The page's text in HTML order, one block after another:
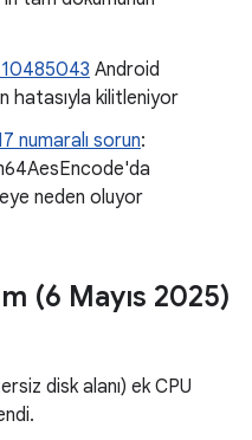
Android
hatasıyla kilitleniyor
numaralı sorun:
neden oluyor
(6 Mayıs 2025)
disk alanı) ek CPU